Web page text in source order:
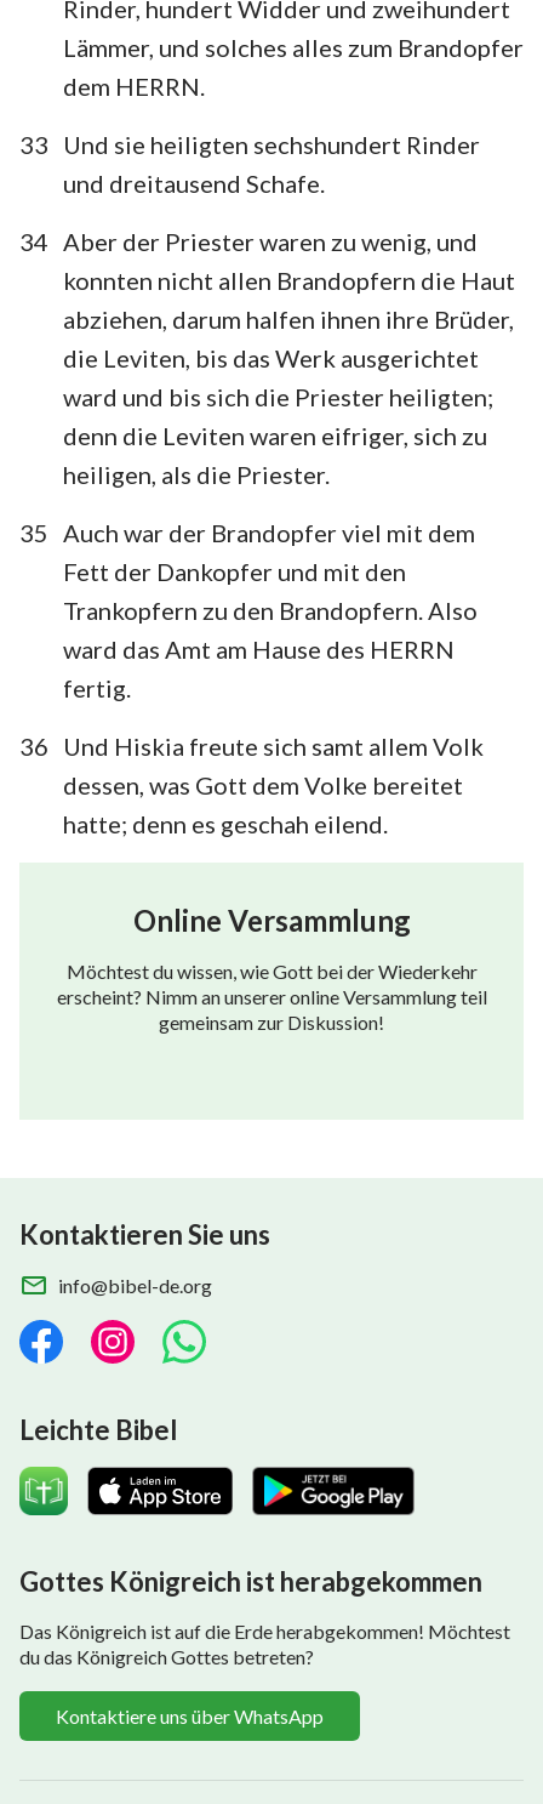
Rinder, hundert Widder und zweihundert
Lämmer, und solches alles zum Brandopfer
dem HERRN.
33
Und sie heiligten sechshundert Rinder
und dreitausend Schafe.
34 Aber der Priester waren zu wenig, und
konnten nicht allen Brandopfern die Haut
abziehen, darum halfen ihnen ihre Brüder,
die Leviten, bis das Werk ausgerichtet
ward und bis sich die Priester heiligten;
denn die Leviten waren eifriger, sich zu
heiligen, als die Priester.
35
Auch war der Brandopfer viel mit dem
Fett der Dankopfer und mit den
Trankopfern zu den Brandopfern. Also
ward das Amt am Hause des HERRN
fertig.
36
Und Hiskia freute sich samt allem Volk
dessen, was Gott dem Volke bereitet
hatte; denn es geschah eilend.
Online Versammlung
Möchtest du wissen, wie Gott bei der Wiederkehr
erscheint? Nimm an unserer online Versammlung teil
gemeinsam zur Diskussion!
Kontaktieren Sie uns
info@bibel-de.org
Leichte Bibel
Gottes Königreich ist herabgekommen
Das Königreich ist auf die Erde herabgekommen! Möchtest
du das Königreich Gottes betreten?
Kontaktiere uns über WhatsApp